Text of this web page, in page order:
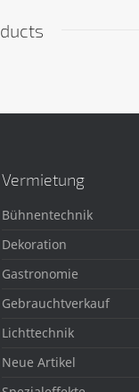
Vermietung
Bühnentechnik
Dekoration
Gastronomie
Gebrauchtverkauf
Lichttechnik
Neue Artikel